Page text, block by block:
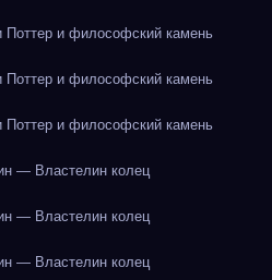
и философский камень
и философский камень
и философский камень
— Властелин колец
— Властелин колец
— Властелин колец